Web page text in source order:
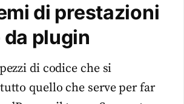
di prestazioni
plugin
di codice che si
quello che serve per far